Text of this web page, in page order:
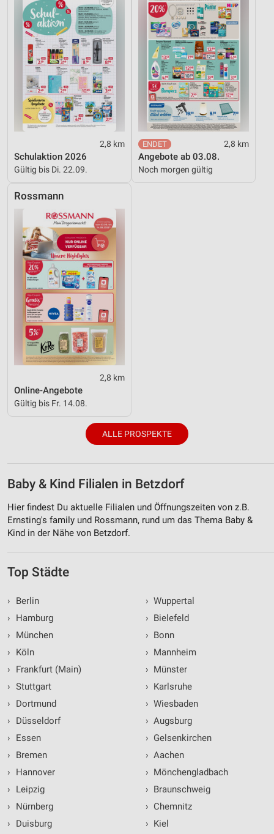
2,8 km
Schulaktion 2026
Gültig bis Di. 22.09.
2,8 km
Angebote ab 03.08.
Noch morgen gültig
Rossmann
2,8 km
Online-Angebote
Gültig bis Fr. 14.08.
ALLE PROSPEKTE
Baby & Kind Filialen in Betzdorf
Hier findest Du aktuelle Filialen und Öffnungszeiten von z.B.
Ernsting's family und Rossmann, rund um das Thema Baby &
Kind in der Nähe von Betzdorf.
Top Städte
›
Berlin
›
Hamburg
›
München
›
Köln
›
Frankfurt (Main)
› Stuttgart
›
Dortmund
›
Düsseldorf
›
Essen
›
Bremen
›
Hannover
›
Leipzig
›
Nürnberg
›
Duisburg
› Wuppertal
› Bielefeld
› Bonn
› Mannheim
› Münster
› Karlsruhe
› Wiesbaden
› Augsburg
› Gelsenkirchen
› Aachen
› Mönchengladbach
› Braunschweig
› Chemnitz
› Kiel
Werbung